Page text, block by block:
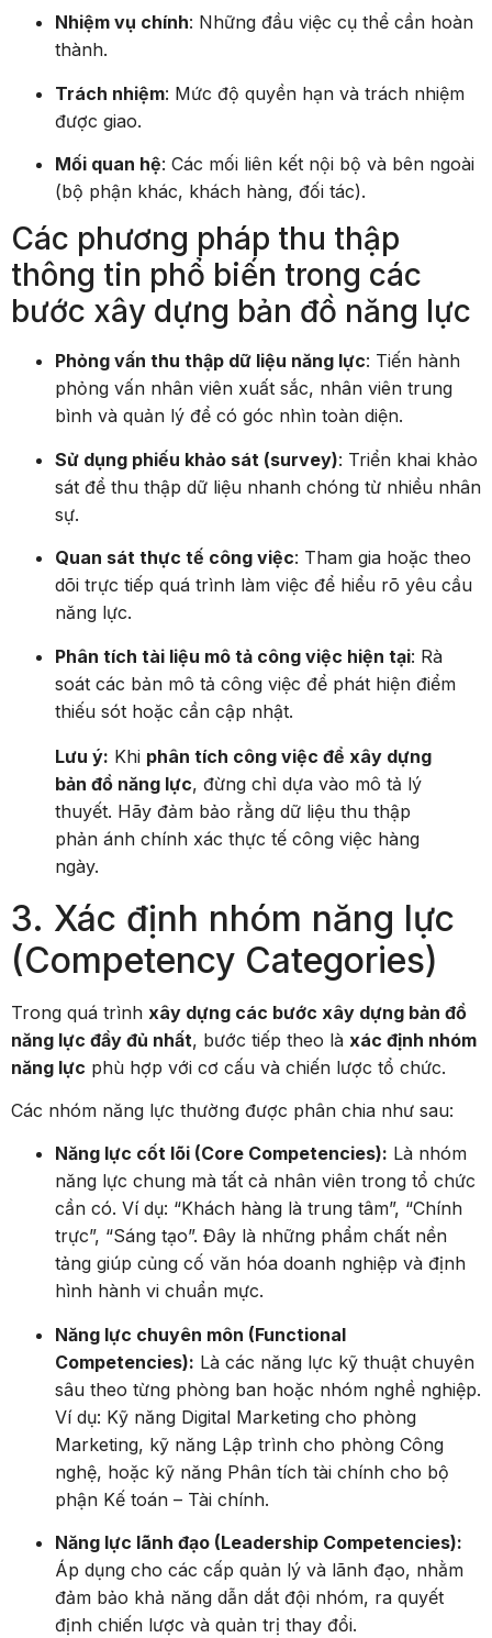
Nhiệm vụ chính: Những đầu việc cụ thể cần hoàn
thành.
Trách nhiệm: Mức độ quyền hạn và trách nhiệm
được giao.
Mối quan hệ: Các mối liên kết nội bộ và bên ngoài
(bộ phận khác, khách hàng, đối tác).
Các phương pháp thu thập
thông tin phổ biến trong các
bước xây dựng bản đồ năng lực
Phỏng vấn thu thập dữ liệu năng lực: Tiến hành
phỏng vấn nhân viên xuất sắc, nhân viên trung
bình và quản lý để có góc nhìn toàn diện.
Sử dụng phiếu khảo sát (survey): Triển khai khảo
sát để thu thập dữ liệu nhanh chóng từ nhiều nhân
sự.
Quan sát thực tế công việc: Tham gia hoặc theo
dõi trực tiếp quá trình làm việc để hiểu rõ yêu cầu
năng lực.
Phân tích tài liệu mô tả công việc hiện tại: Rà
soát các bản mô tả công việc để phát hiện điểm
thiếu sót hoặc cần cập nhật.
Lưu ý: Khi phân tích công việc để xây dựng
bản đồ năng lực, đừng chỉ dựa vào mô tả lý
thuyết. Hãy đảm bảo rằng dữ liệu thu thập
phản ánh chính xác thực tế công việc hàng
ngày.
3. Xác định nhóm năng lực
(Competency Categories)
Trong quá trình xây dựng các bước xây dựng bản đồ
năng lực đầy đủ nhất, bước tiếp theo là xác định nhóm
năng lực phù hợp với cơ cấu và chiến lược tổ chức.
Các nhóm năng lực thường được phân chia như sau:
Năng lực cốt lõi (Core Competencies): Là nhóm
năng lực chung mà tất cả nhân viên trong tổ chức
cần có. Ví dụ: “Khách hàng là trung tâm”, “Chính
trực”, “Sáng tạo”. Đây là những phẩm chất nền
tảng giúp củng cố văn hóa doanh nghiệp và định
hình hành vi chuẩn mực.
Năng lực chuyên môn (Functional
Competencies): Là các năng lực kỹ thuật chuyên
sâu theo từng phòng ban hoặc nhóm nghề nghiệp.
Ví dụ: Kỹ năng Digital Marketing cho phòng
Marketing, kỹ năng Lập trình cho phòng Công
nghệ, hoặc kỹ năng Phân tích tài chính cho bộ
phận Kế toán – Tài chính.
Năng lực lãnh đạo (Leadership Competencies):
Áp dụng cho các cấp quản lý và lãnh đạo, nhằm
đảm bảo khả năng dẫn dắt đội nhóm, ra quyết
định chiến lược và quản trị thay đổi.